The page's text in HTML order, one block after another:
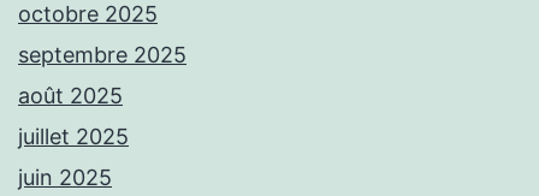
octobre 2025
septembre 2025
août 2025
juillet 2025
juin 2025